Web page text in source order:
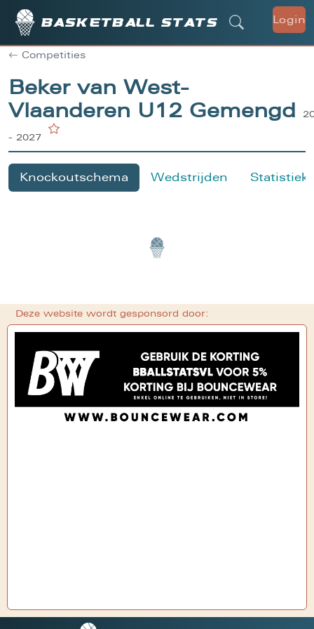
Basketball stats Login
Competities
Beker van West-
Vlaanderen U12 Gemengd
- 2027
Knockoutschema Wedstrijden
Deze website wordt gesponsord door: